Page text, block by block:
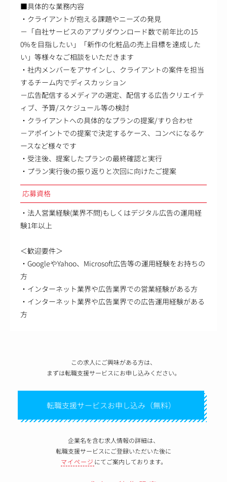
■具体的な業務内容
・クライアントが抱える課題やニーズの発見
－「自社サービスのアプリダウンロード数で前年比の15
0%を目指したい」「新作の化粧品の売上目標を達成した
い」等様々なご相談をいただきます
・社内メンバーをアサインし、クライアントの案件を担当
するチーム内でディスカッション
－広告配信するメディアの選定、配信する広告クリエイテ
ィブ、予算/スケジュール等の検討
・クライアントへの具体的なプランの提案/すり合わせ
－アポイントでの提案で決定するケース、コンペになるケ
ースなど様々です
・受注後、提案したプランの最終確認と実行
・プラン実行後の振り返りと次回に向けたご提案
応募資格
・法人営業経験(業界不問)もしくはデジタル広告の運用経
験1年以上
＜歓迎要件＞
・GoogleやYahoo、Microsoft広告等の運用経験をお持ちの
方
・インターネット業界や広告業界での営業経験がある方
・インターネット業界や広告業界での広告運用経験がある
方
この求人にご興味がある方は、
まずは転職支援サービスにお申し込みください。
転職支援サービスお申し込み（無料）
企業名を含む求人情報の詳細は、
転職支援サービスにご登録いただいた後に
マイページ にてご案内しております。